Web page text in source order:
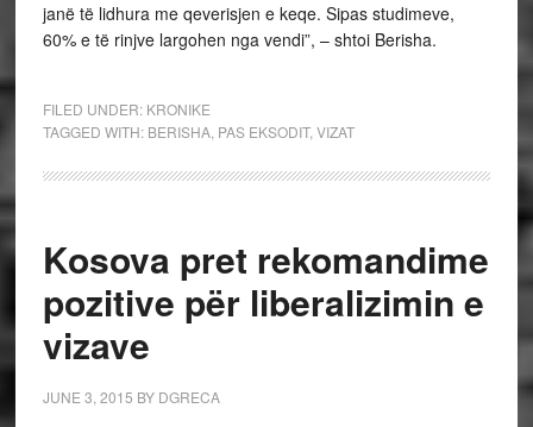
janë të lidhura me qeverisjen e keqe. Sipas studimeve,
60% e të rinjve largohen nga vendi”, – shtoi Berisha.
FILED UNDER: KRONIKE
TAGGED WITH: BERISHA, PAS EKSODIT, VIZAT
Kosova pret rekomandime
pozitive për liberalizimin e
vizave
JUNE 3, 2015 BY DGRECA